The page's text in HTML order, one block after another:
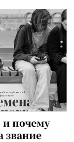
и почему
звание